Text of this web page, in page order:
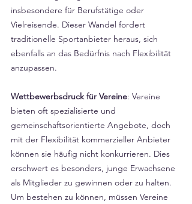
insbesondere für Berufstätige oder
Vielreisende. Dieser Wandel fordert
traditionelle Sportanbieter heraus, sich
ebenfalls an das Bedürfnis nach Flexibilität
anzupassen.
Wettbewerbsdruck für Vereine: Vereine
bieten oft spezialisierte und
gemeinschaftsorientierte Angebote, doch
mit der Flexibilität kommerzieller Anbieter
können sie häufig nicht konkurrieren. Dies
erschwert es besonders, junge Erwachsene
als Mitglieder zu gewinnen oder zu halten.
Um bestehen zu können, müssen Vereine